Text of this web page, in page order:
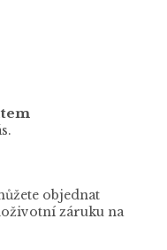
objednat
záruku na